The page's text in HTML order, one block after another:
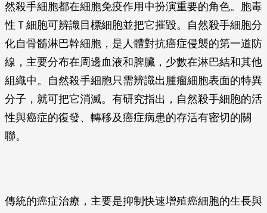
然殺手細胞都在細胞免疫作用中扮演重要的角色。胞毒
性Ｔ細胞可辨識目標細胞並把它摧毀。自然殺手細胞分
化自骨髓淋巴幹細胞，是人體對抗癌症侵襲的第一道防
線，主要分布在周邊血液和脾臟，少數在淋巴結和其他
組織中。自然殺手細胞只需辨識出腫瘤細胞表面的特異
分子，就可把它消滅。有研究指出，自然殺手細胞的活
性與癌症的復發、轉移及癌症病患的存活有密切的關
聯。
傳統的癌症治療，主要是抑制快速增殖癌細胞的生長與